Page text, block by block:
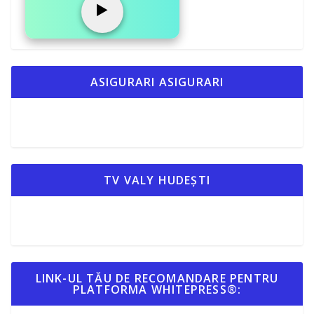
▶️
ASIGURARI ASIGURARI
TV VALY HUDEȘTI
LINK-UL TĂU DE RECOMANDARE PENTRU
PLATFORMA WHITEPRESS®: